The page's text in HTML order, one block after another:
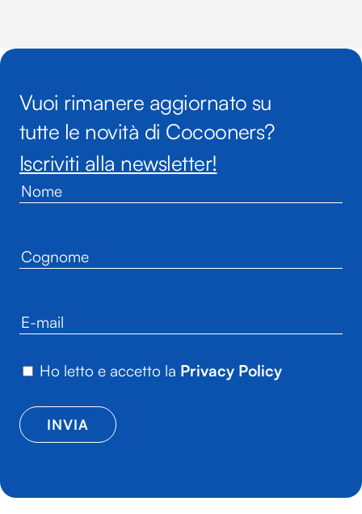
Vuoi rimanere aggiornato su
tutte le novità di Cocooners?
Iscriviti alla newsletter!
Ho letto e accetto la Privacy Policy